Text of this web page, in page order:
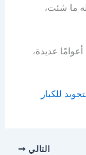
ما شئت،
عديدة،
للكبار
التالي